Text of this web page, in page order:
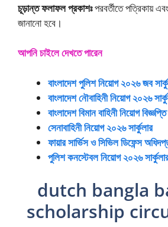
চূড়ান্ত ফলাফল প্রকাশঃপরবর্তীতে পত্রিকায়
জানানো হবে।
আপনি চাইলে দেখতে পারেন
বাংলাদেশ পুলিশ নিয়োগ ২০২৬ জব
বাংলাদেশ নৌবাহিনী নিয়োগ ২০২৬
বাংলাদেশ বিমান বাহিনী নিয়োগ
সেনাবাহিনী নিয়োগ ২০২৬ সার্কুলার
ফায়ার সার্ভিস ও সিভিল ডিফেন্স
পুলিশ কনস্টেবল নিয়োগ ২০২৬
dutch bangla
scholarship